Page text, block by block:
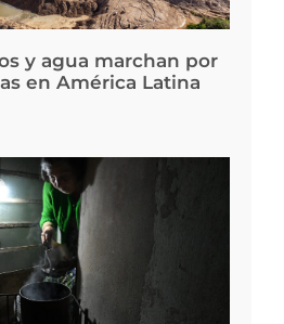
y agua marchan por
en América Latina